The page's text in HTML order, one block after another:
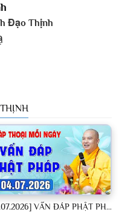
Đạo Thịnh
[04.07.2026] VẤN ĐÁP PHẬT PHÁP - Nghe Thầy giảng Pháp mỗi ngày CÔNG ĐỨC VÔ LƯỢNG│TT. Thích Đạo Thịnh